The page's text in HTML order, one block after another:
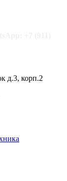
д.3, корп.2